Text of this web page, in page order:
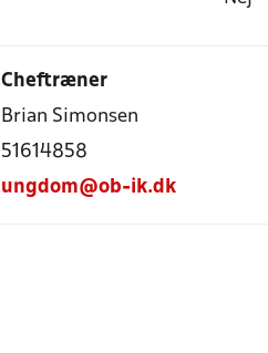
Cheftræner
Brian Simonsen
51614858
ungdom@ob-ik.dk